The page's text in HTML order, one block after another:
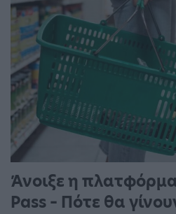
Άνοιξε η
Pass – Πότε θα